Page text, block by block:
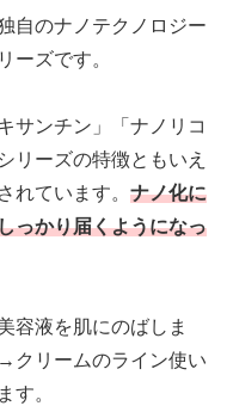
自のナノテクノロジー
ーズです。
サンチン」「ナノリコ
リーズの特徴ともいえ
れています。 ナノ化に
っかり届くようになっ
容液を肌にのばしま
リームのライン使い
す。